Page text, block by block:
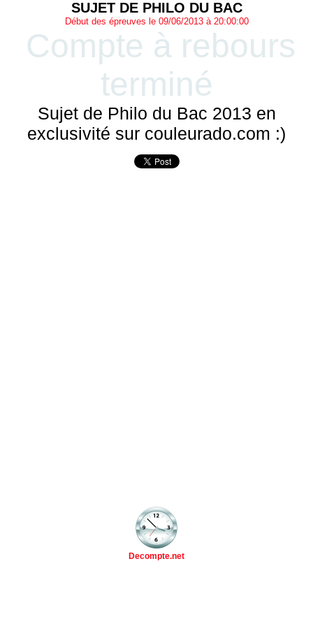
SUJET DE PHILO DU BAC
Début des épreuves le 09/06/2013 à 20:00:00
Compte à rebours
terminé
Sujet de Philo du Bac 2013 en
exclusivité sur couleurado.com :)
Decompte.net